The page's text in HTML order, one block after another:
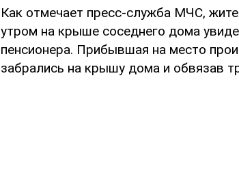
Как отмечает пресс-служба МЧС,
утром на крыше соседнего дома
пенсионера. Прибывшая на место
забрались на крышу дома и обвязав